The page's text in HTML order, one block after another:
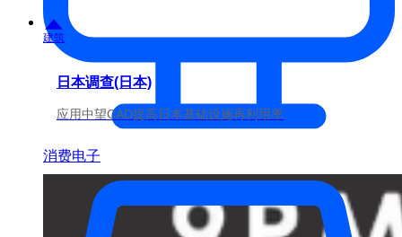
消费电子
建筑
日本调查(日本)
应用中望CAD提高日本基础设施再利用率